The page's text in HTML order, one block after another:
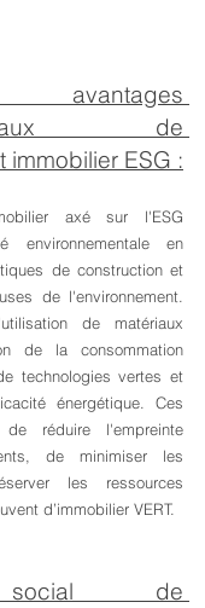
de
immobilier ESG :
axé sur l'ESG
environnementale en
de construction et
de l'environnement.
de matériaux
de la consommation
technologies vertes et
énergétique. Ces
de réduire l'empreinte
de minimiser les
les ressources
d’immobilier VERT.
social de